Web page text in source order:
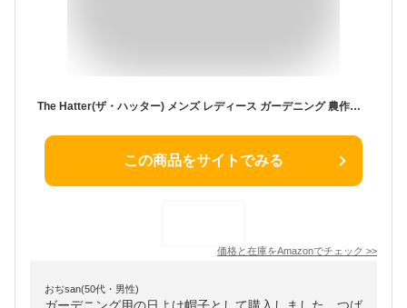
The Hatter(ザ・ハッター) メンズ レディース ガーデニング 農作業 帽子 リバーシブルフード 日よけ 日よけ帽子 おしゃれ ハット UVカット 紫外線 つば広 春 夏 秋 折りたたみ かわいい (フリー, 【K-4】 アイボリーピンク × ブラックチェック)
この商品をサイトでみる
価格と在庫をAmazonでチェック >>
おぢsan(50代・男性)